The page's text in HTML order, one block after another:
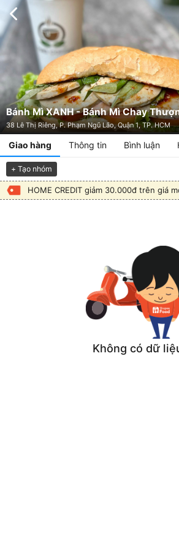
38 Lê Thị Riêng, P. Phạm Ngũ Lão, Quận 1, TP. HCM
Giao hàng Thông tin Bình luận
+ Tạo nhóm
HOME CREDIT giảm 30.000đ trên giá
Không có dữ